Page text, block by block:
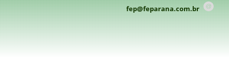
fep@feparana.com.br